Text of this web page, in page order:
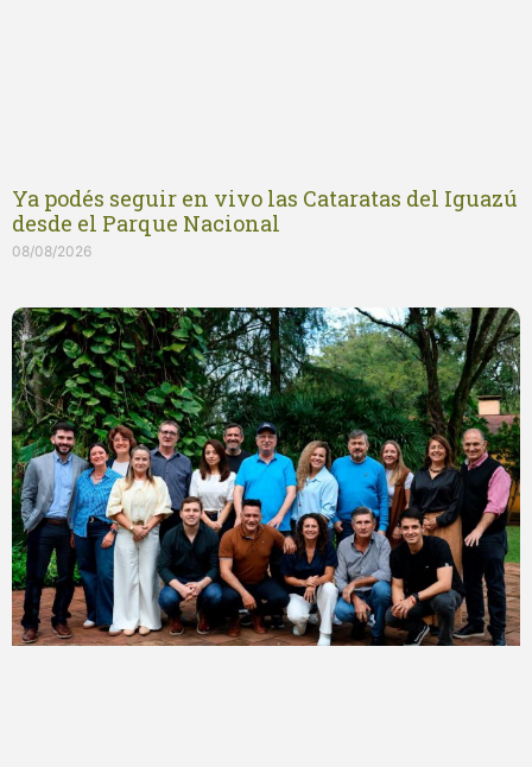
Ya podés seguir en vivo las Cataratas del Iguazú
desde el Parque Nacional
08/08/2026